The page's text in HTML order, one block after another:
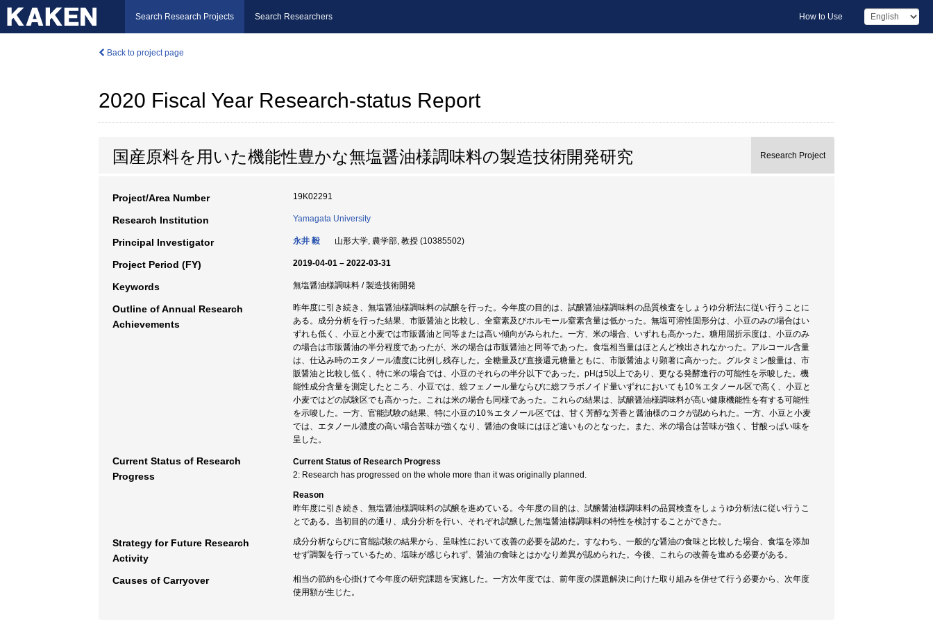
Search Research Projects Search Researchers How to Use
Back to project page
2020 Fiscal Year Research-status Report
国産原料を用いた機能性豊かな無塩醤油様調味料の製造技術開発研究 Research Project
Project/Area Number 19K02291
Research Institution Yamagata University
Principal Investigator 永井 毅 山形大学, 農学部, 教授 (10385502)
Project Period (FY) 2019-04-01 – 2022-03-31
Keywords 無塩醤油様調味料 / 製造技術開発
Outline of Annual Research
Achievements
昨年度に引き続き、無塩醤油様調味料の試醸を行った。今年度の目的は、試醸醤油様調味料の品質検査をしょうゆ分析法に従い行うことに
ある。成分分析を行った結果、市販醤油と比較し、全窒素及びホルモール窒素含量は低かった。無塩可溶性固形分は、小豆のみの場合はい
ずれも低く、小豆と小麦では市販醤油と同等または高い傾向がみられた。一方、米の場合、いずれも高かった。糖用屈折示度は、小豆のみ
の場合は市販醤油の半分程度であったが、米の場合は市販醤油と同等であった。食塩相当量はほとんど検出されなかった。アルコール含量
は、仕込み時のエタノール濃度に比例し残存した。全糖量及び直接還元糖量ともに、市販醤油より顕著に高かった。グルタミン酸量は、市
販醤油と比較し低く、特に米の場合では、小豆のそれらの半分以下であった。pHは5以上であり、更なる発酵進行の可能性を示唆した。機
能性成分含量を測定したところ、小豆では、総フェノール量ならびに総フラボノイド量いずれにおいても10％エタノール区で高く、小豆と
小麦ではどの試験区でも高かった。これは米の場合も同様であった。これらの結果は、試醸醤油様調味料が高い健康機能性を有する可能性
を示唆した。一方、官能試験の結果、特に小豆の10％エタノール区では、甘く芳醇な芳香と醤油様のコクが認められた。一方、小豆と小麦
では、エタノール濃度の高い場合苦味が強くなり、醤油の食味にはほど遠いものとなった。また、米の場合は苦味が強く、甘酸っぱい味を
呈した。
Current Status of Research
Progress
Current Status of Research Progress
2: Research has progressed on the whole more than it was originally planned.
Reason
昨年度に引き続き、無塩醤油様調味料の試醸を進めている。今年度の目的は、試醸醤油様調味料の品質検査をしょうゆ分析法に従い行うこ
とである。当初目的の通り、成分分析を行い、それぞれ試醸した無塩醤油様調味料の特性を検討することができた。
Strategy for Future Research
Activity
成分分析ならびに官能試験の結果から、呈味性において改善の必要を認めた。すなわち、一般的な醤油の食味と比較した場合、食塩を添加
せず調製を行っているため、塩味が感じられず、醤油の食味とはかなり差異が認められた。今後、これらの改善を進める必要がある。
Causes of Carryover
相当の節約を心掛けて今年度の研究課題を実施した。一方次年度では、前年度の課題解決に向けた取り組みを併せて行う必要から、次年度
使用額が生じた。